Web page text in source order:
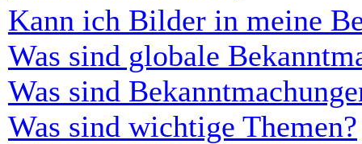
Kann ich Bilder in meine
Was sind globale
Was sind
Was sind wichtige Themen?